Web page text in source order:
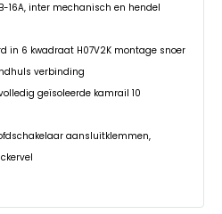
16A, inter mechanisch en hendel
in 6 kwadraat H07V2K montage snoer
verbinding
geïsoleerde kamrail 10
aansluitklemmen,